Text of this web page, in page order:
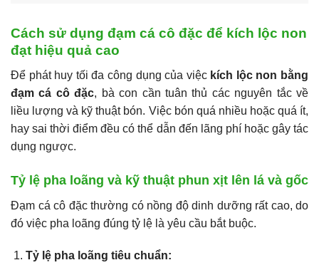
Cách sử dụng đạm cá cô đặc để kích lộc non
đạt hiệu quả cao
Để phát huy tối đa công dụng của việc kích lộc non bằng
đạm cá cô đặc, bà con cần tuân thủ các nguyên tắc về
liều lượng và kỹ thuật bón. Việc bón quá nhiều hoặc quá ít,
hay sai thời điểm đều có thể dẫn đến lãng phí hoặc gây tác
dụng ngược.
Tỷ lệ pha loãng và kỹ thuật phun xịt lên lá và gốc
Đạm cá cô đặc thường có nồng độ dinh dưỡng rất cao, do
đó việc pha loãng đúng tỷ lệ là yêu cầu bắt buộc.
Tỷ lệ pha loãng tiêu chuẩn: